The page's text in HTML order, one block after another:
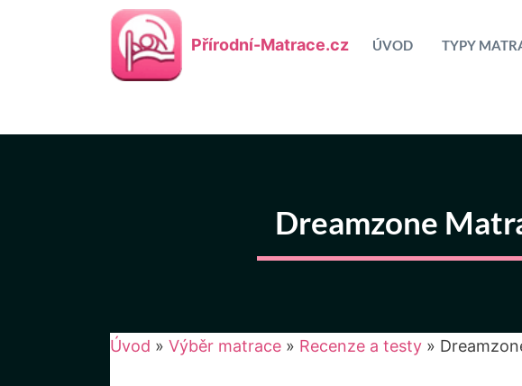
Přírodní-Matrace.cz ÚVOD TYPY
Dreamzone
Úvod » Výběr matrace » Recenze a testy »